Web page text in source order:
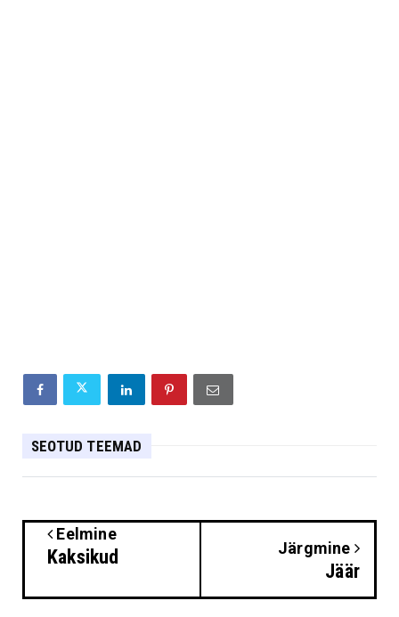
SEOTUD TEEMAD
Eelmine
Kaksikud Järgmine
Jäär